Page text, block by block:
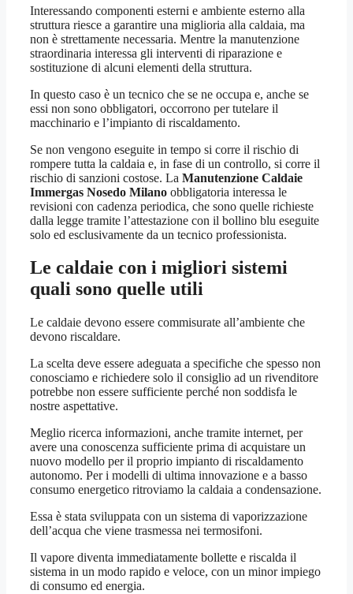
Interessando componenti esterni e ambiente esterno alla
struttura riesce a garantire una miglioria alla caldaia, ma
non è strettamente necessaria. Mentre la manutenzione
straordinaria interessa gli interventi di riparazione e
sostituzione di alcuni elementi della struttura.
In questo caso è un tecnico che se ne occupa e, anche se
essi non sono obbligatori, occorrono per tutelare il
macchinario e l’impianto di riscaldamento.
Se non vengono eseguite in tempo si corre il rischio di
rompere tutta la caldaia e, in fase di un controllo, si corre il
rischio di sanzioni costose. La Manutenzione Caldaie
Immergas Nosedo Milano obbligatoria interessa le
revisioni con cadenza periodica, che sono quelle richieste
dalla legge tramite l’attestazione con il bollino blu eseguite
solo ed esclusivamente da un tecnico professionista.
Le caldaie con i migliori sistemi
quali sono quelle utili
Le caldaie devono essere commisurate all’ambiente che
devono riscaldare.
La scelta deve essere adeguata a specifiche che spesso non
conosciamo e richiedere solo il consiglio ad un rivenditore
potrebbe non essere sufficiente perché non soddisfa le
nostre aspettative.
Meglio ricerca informazioni, anche tramite internet, per
avere una conoscenza sufficiente prima di acquistare un
nuovo modello per il proprio impianto di riscaldamento
autonomo. Per i modelli di ultima innovazione e a basso
consumo energetico ritroviamo la caldaia a condensazione.
Essa è stata sviluppata con un sistema di vaporizzazione
dell’acqua che viene trasmessa nei termosifoni.
Il vapore diventa immediatamente bollette e riscalda il
sistema in un modo rapido e veloce, con un minor impiego
di consumo ed energia.